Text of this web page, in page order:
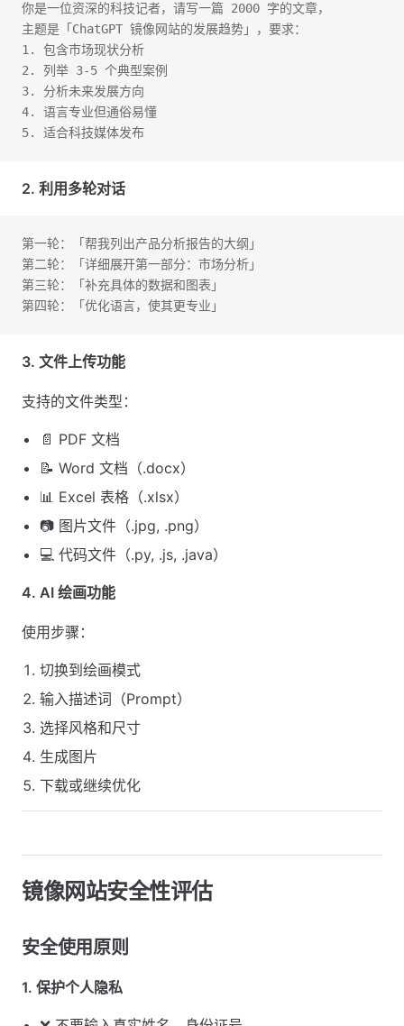
你是一位资深的科技记者，请写一篇 2000 字的文章，
主题是「ChatGPT 镜像网站的发展趋势」，要求：
1. 包含市场现状分析
2. 列举 3-5 个典型案例
3. 分析未来发展方向
4. 语言专业但通俗易懂
5. 适合科技媒体发布
2. 利用多轮对话
第一轮：「帮我列出产品分析报告的大纲」
第二轮：「详细展开第一部分：市场分析」
第三轮：「补充具体的数据和图表」
第四轮：「优化语言，使其更专业」
3. 文件上传功能
支持的文件类型：
📄 PDF 文档
📝 Word 文档（.docx）
📊 Excel 表格（.xlsx）
📷 图片文件（.jpg, .png）
💻 代码文件（.py, .js, .java）
4. AI 绘画功能
使用步骤：
切换到绘画模式
输入描述词（Prompt）
选择风格和尺寸
生成图片
下载或继续优化
镜像网站安全性评估
安全使用原则
1. 保护个人隐私